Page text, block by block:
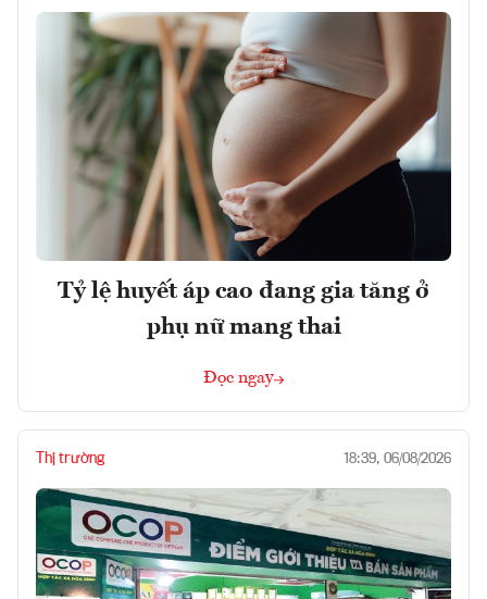
Tỷ lệ huyết áp cao đang gia tăng ở
phụ nữ mang thai
Đọc ngay
Thị trường 18:39, 06/08/2026